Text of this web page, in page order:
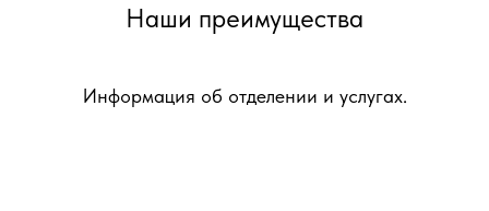
Наши преимущества
Информация об отделении и услугах.